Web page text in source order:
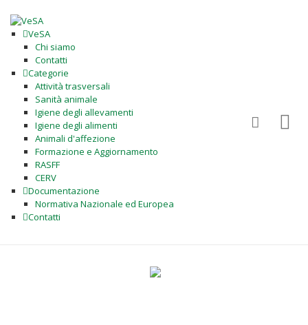
VeSA
Chi siamo
Contatti
Categorie
Attività trasversali
Sanità animale
Igiene degli allevamenti
Igiene degli alimenti
Animali d'affezione
Formazione e Aggiornamento
RASFF
CERV
Documentazione
Normativa Nazionale ed Europea
Contatti